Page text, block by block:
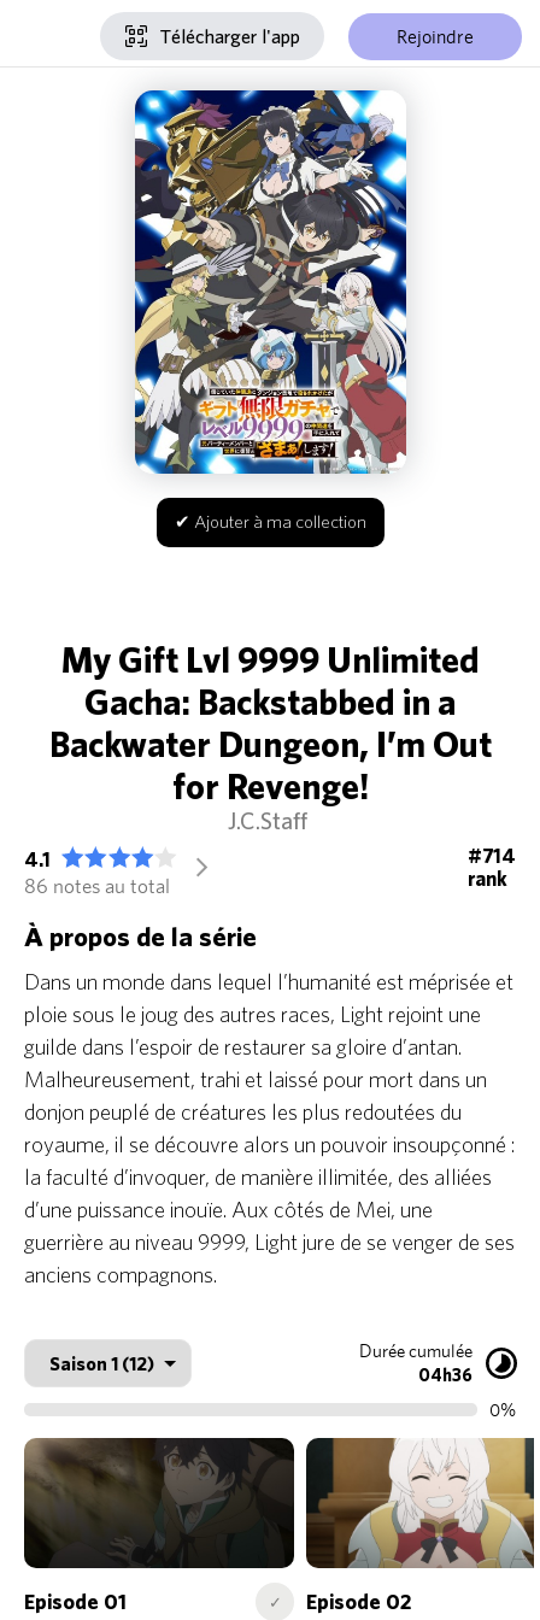
Télécharger l'app Rejoindre
✔ Ajouter à ma collection
My Gift Lvl 9999 Unlimited
Gacha: Backstabbed in a
Backwater Dungeon, I’m Out
for Revenge!
J.C.Staff
4.1
86 notes au total
arrow_forward_ios
#714
rank
À propos de la série
Dans un monde dans lequel l’humanité est méprisée et
ploie sous le joug des autres races, Light rejoint une
guilde dans l’espoir de restaurer sa gloire d’antan.
Malheureusement, trahi et laissé pour mort dans un
donjon peuplé de créatures les plus redoutées du
royaume, il se découvre alors un pouvoir insoupçonné :
la faculté d’invoquer, de manière illimitée, des alliées
d’une puissance inouïe. Aux côtés de Mei, une
guerrière au niveau 9999, Light jure de se venger de ses
anciens compagnons.
Durée cumulée
04h36
0%
Episode 01 ✓ Episode 02